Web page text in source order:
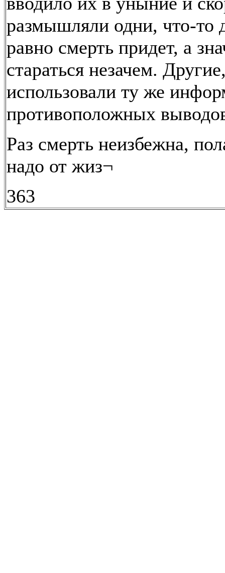
размышляли одни, что-то
равно смерть придет, а
стараться незачем.
использовали ту же
противоположных
Раз смерть неизбежна,
надо от жиз¬
363